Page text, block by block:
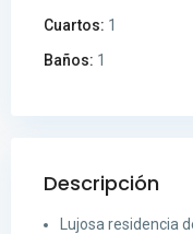
Cuartos: 1
Baños: 1
Descripción
Lujosa residencia